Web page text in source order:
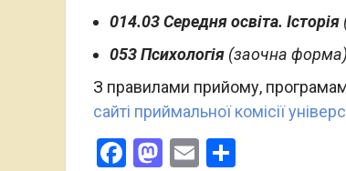
014.03 Середня освіта. Історія
053 Психологія (заочна
З правилами прийому,
сайті приймальної комісії
Facebook
Mastodon
Email